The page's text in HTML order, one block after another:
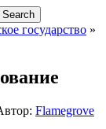
государство »
Flamegrove